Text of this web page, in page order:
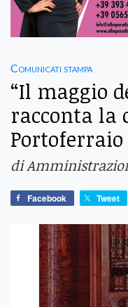
Comunicati stampa
“Il maggio
racconta la
Portoferraio
di
Facebook Tweet